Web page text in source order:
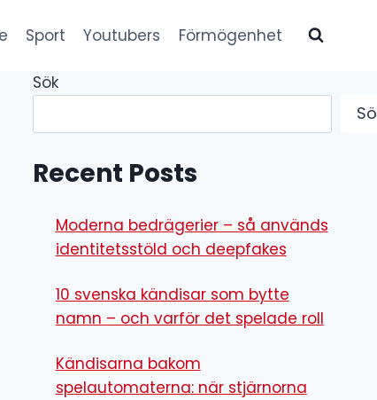
Sport Youtubers Förmögenhet
Sök
Recent Posts
Moderna bedrägerier – så används
identitetsstöld och deepfakes
10 svenska kändisar som bytte
namn – och varför det spelade roll
Kändisarna bakom
spelautomaterna: när stjärnorna